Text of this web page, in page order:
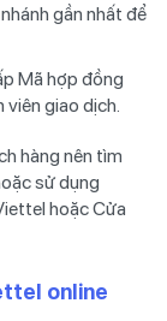
gần nhất để
Mã hợp đồng
giao dịch.
hàng nên tìm
sử dụng
hoặc Cửa
online